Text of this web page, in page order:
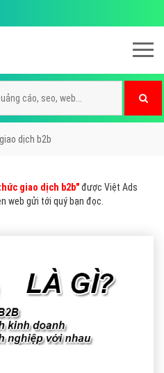
dịch b2b
giao dịch b2b"được Việt Ads
web gửi tới quý bạn đọc.